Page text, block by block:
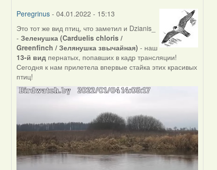
Peregrinus - 04.01.2022 - 15:13
In
reply
to
by
nataly.d
Это тот же вид птиц, что заметил и Dzianis_
-Зеленушка (Carduelis chloris /
Greenfinch / Зелянушка звычайная)- наш
13-й вид пернатых, попавших в кадр трансляции!
Сегодня к нам прилетела впервые стайка этих красивых
птиц!